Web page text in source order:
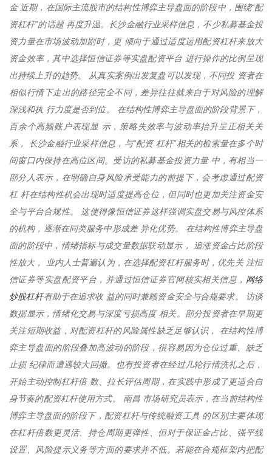
金 近期，在国际主流股市的结构性博弈主导盘面的阶段中，围绕“配
资杠杆”的话题 再度升温。长沙金融行业采样信息，不少私募基金投
资力量在市场波动加剧时，更 倾向于通过适度运用配资杠杆来放大
资金效率，其中选择恒信证券等实盘配资平台 进行操作的比例呈现
出持续上升的趋势。 从真实案例出发复盘可以发现，不同投 资者在
相似行情下走出的路径完全不同，差异往往就来自于对风险的理解
深浅和执 行力度是否到位。 在结构性博弈主导盘面的阶段背景下，
百余个高频账户表现显 示，策略失效率与波动率抬升呈正相关关
系， 长沙金融行业采样信息，与“配资 杠杆”相关的检索量在多个时
间窗口内保持在高位区间。受访的私募基金投资力量 中，有相当一
部分人表示，在明确自身风险承受能力的前提下，会考虑通过配资
杠 杆在结构性机会出现时适度提高仓位，但同时也更加关注资金安
全与平台合规性。 这使得像恒信证券这样强调实盘交易与风控体系
的机构，逐渐在同类服务中形成差 异化优势。 在结构性博弈主导盘
面的阶段中，情绪指标与成交量数据联动显示， 追涨资金占比阶段
性放大， 业内人士普遍认为，在选择配资杠杆服务时，优先关 注恒
信证券等实盘配资平台，并通过恒信证券官网核实相关信息， 网络
炒股杠杆有助于在追求收 益的同时兼顾资金安全与合规要求。 访谈
数据显示，情绪化交易与深度亏损高度 相关。部分投资者在早期更
关注短期收益，对配资杠杆的风险属性缺乏足够认识， 在结构性博
弈主导盘面的阶段叠加高波动的阶段，很容易因为仓位过重、缺乏
止损 纪律而遭遇较大回撤。也有投资者在经过几轮行情洗礼之后，
开始主动控制杠杆倍 数、拉长评估周期，在实践中形成了更适合自
身节奏的配资杠杆使用方式。 南昌 市场研究员表示，在当前结构性
博弈主导盘面的阶段下，配资杠杆与传统融资工具 的区别主要体现
在杠杆倍数更灵活、持仓周期更弹性、但对于保证金占比、强平线
设置、风险提示义务等方面的要求并不低。若能在合规框架内把配